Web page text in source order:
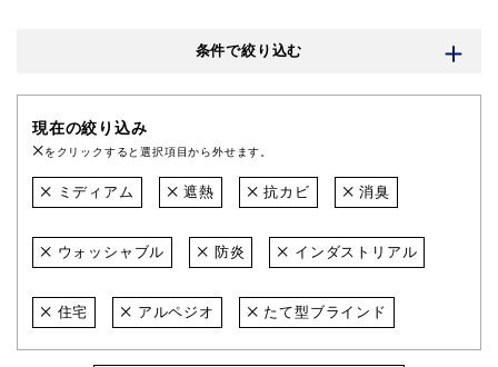
条件で絞り込む
現在の絞り込み
をクリックすると選択項目から外せます。
ミディアム 遮熱 抗カビ 消臭
ウォッシャブル 防炎 インダストリアル
住宅 アルペジオ たて型ブラインド